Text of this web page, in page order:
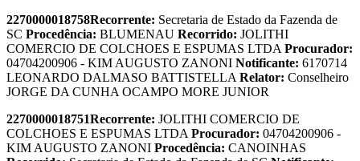
2270000018758Recorrente: Secretaria de Estado da Fazenda de
SC Procedência: BLUMENAU Recorrido: JOLITHI
COMERCIO DE COLCHOES E ESPUMAS LTDA Procurador:
04704200906 - KIM AUGUSTO ZANONI Notificante: 6170714
LEONARDO DALMASO BATTISTELLA Relator: Conselheiro
JORGE DA CUNHA OCAMPO MORE JUNIOR
2270000018751Recorrente: JOLITHI COMERCIO DE
COLCHOES E ESPUMAS LTDA Procurador: 04704200906 -
KIM AUGUSTO ZANONI Procedência: CANOINHAS